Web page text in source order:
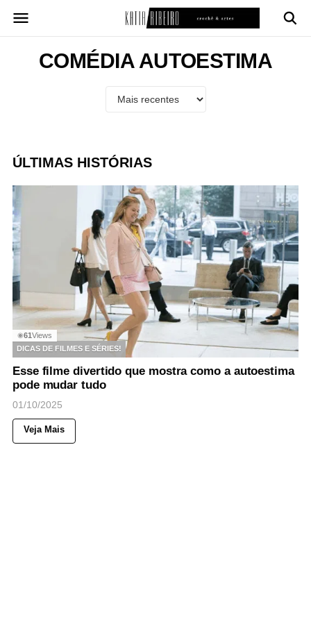
para
conteúdoCOMÉDIA AUTOESTIMA
ÚLTIMAS HISTÓRIAS
◉61Views
DICAS DE FILMES E SÉRIES!
Esse filme divertido que mostra como a autoestima
pode mudar tudo
01/10/2025
Veja Mais